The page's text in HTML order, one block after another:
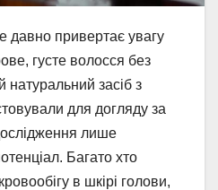
давно привертає увагу
густе волосся без
натуральний засіб з
для догляду за
лише
Багато хто
в шкірі голови,